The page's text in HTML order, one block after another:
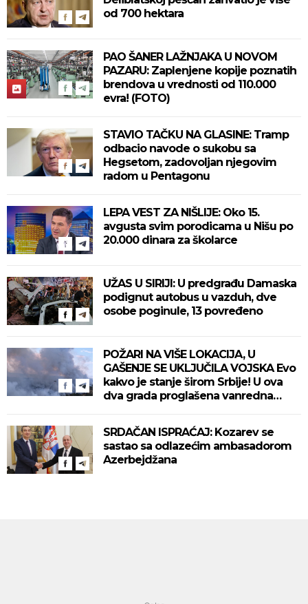
od 700 hektara
PAO ŠANER LAŽNJAKA U NOVOM
PAZARU: Zaplenjene kopije poznatih
brendova u vrednosti od 110.000
evra! (FOTO)
STAVIO TAČKU NA GLASINE: Tramp
odbacio navode o sukobu sa
Hegsetom, zadovoljan njegovim
radom u Pentagonu
LEPA VEST ZA NIŠLIJE: Oko 15.
avgusta svim porodicama u Nišu po
20.000 dinara za školarce
UŽAS U SIRIJI: U predgrađu Damaska
podignut autobus u vazduh, dve
osobe poginule, 13 povređeno
POŽARI NA VIŠE LOKACIJA, U
GAŠENJE SE UKLJUČILA VOJSKA Evo
kakvo je stanje širom Srbije! U ova
dva grada proglašena vanredna
SRDAČAN ISPRAĆAJ: Kozarev se
sastao sa odlazećim ambasadorom
Azerbejdžana